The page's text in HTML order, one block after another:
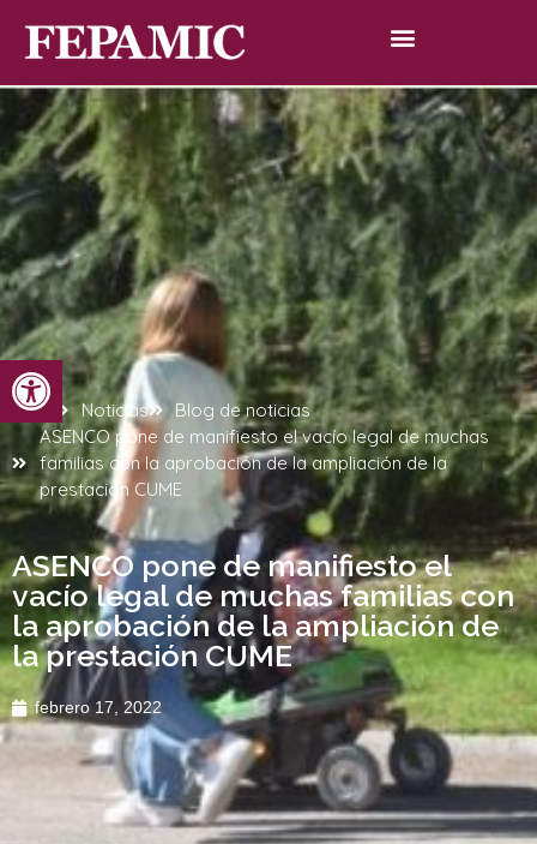
Abrir barra de herramientas
Inicio Noticias
Blog de noticias
ASENCO pone de manifiesto el vacío legal de muchas
familias con la aprobación de la ampliación de la
prestación CUME
ASENCO pone de manifiesto el
vacío legal de muchas familias con
la aprobación de la ampliación de
la prestación CUME
febrero 17, 2022